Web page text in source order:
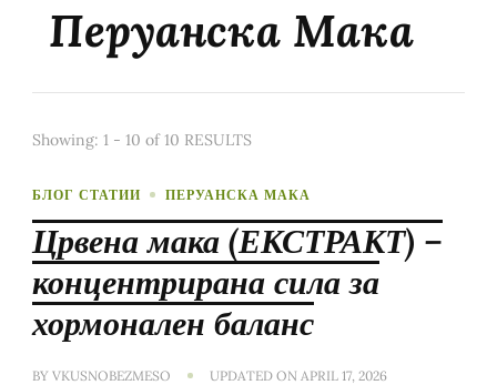
Перуанска Мака
Showing: 1 - 10 of 10 RESULTS
БЛОГ СТАТИИ ПЕРУАНСКА МАКА
Црвена мака (ЕКСТРАКТ) –
концентрирана сила за
хормонален баланс
BY VKUSNOBEZMESO UPDATED ON APRIL 17, 2026